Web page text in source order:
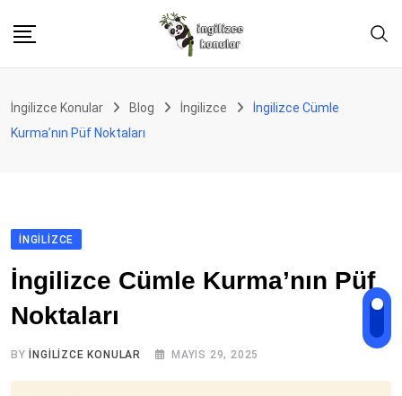
İngilizce Konular Blog İngilizce
İngilizce Cümle
Kurma’nın Püf Noktaları
İNGILIZCE
İngilizce Cümle Kurma’nın Püf
Noktaları
BY İNGILIZCE KONULAR MAYIS 29, 2025